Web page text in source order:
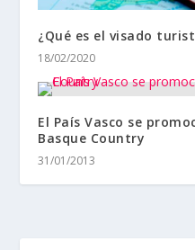
¿Qué es el visado
18/02/2020
El País Vasco se
Basque Country
31/01/2013